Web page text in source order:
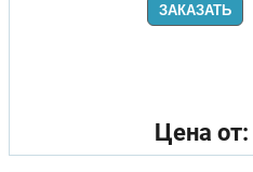
ЗАКАЗАТЬ
Цена от: